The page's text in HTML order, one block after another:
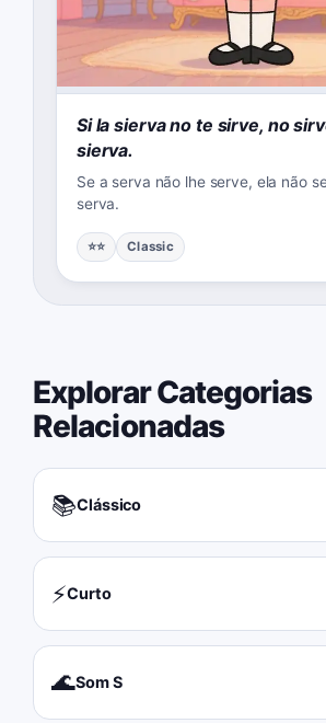
Si la sierva no te sirve, no
sierva.
Se a serva não lhe serve, ela não
serva.
⭐⭐ Classic
Explorar Categorias
Relacionadas
📚Clássico
⚡Curto
🌊Som S